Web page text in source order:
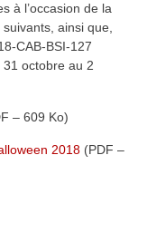
à l’occasion de la
ainsi que,
CAB-BSI-127
31 octobre au 2
– 609 Ko)
2018 (PDF –